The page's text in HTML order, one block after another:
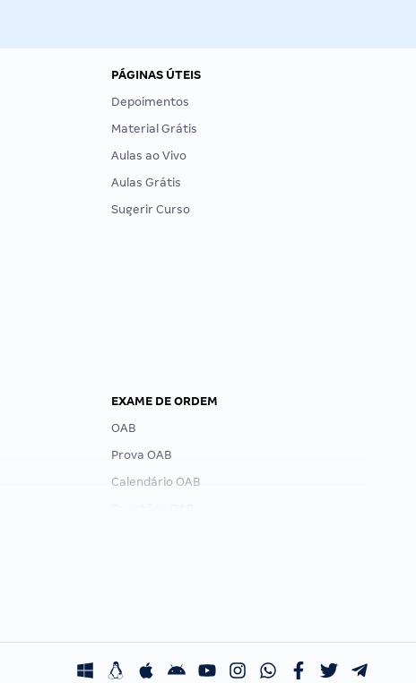
PÁGINAS ÚTEIS
Depoimentos
Material Grátis
Aulas ao Vivo
Aulas Grátis
Sugerir Curso
EXAME DE ORDEM
OAB
Prova OAB
Calendário OAB